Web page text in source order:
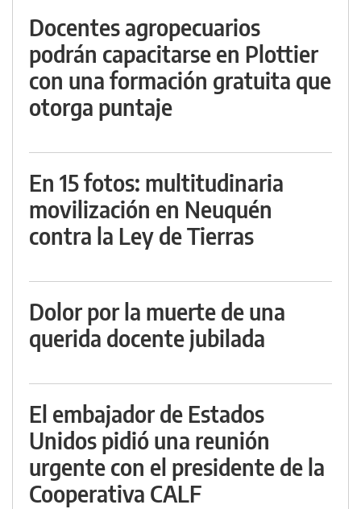
Docentes agropecuarios
podrán capacitarse en Plottier
con una formación gratuita que
otorga puntaje
En 15 fotos: multitudinaria
movilización en Neuquén
contra la Ley de Tierras
Dolor por la muerte de una
querida docente jubilada
El embajador de Estados
Unidos pidió una reunión
urgente con el presidente de la
Cooperativa CALF